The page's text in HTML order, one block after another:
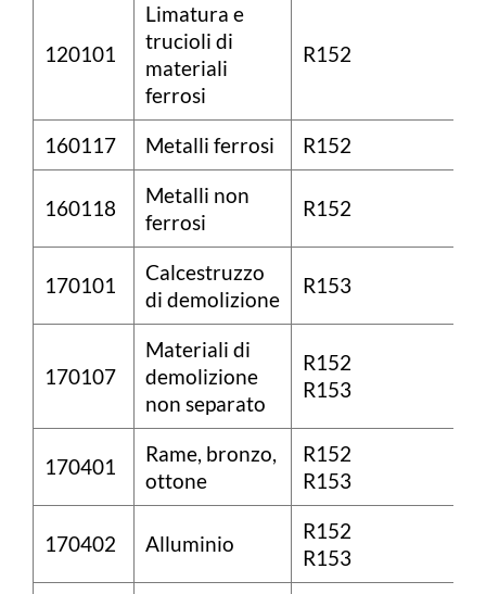
120101
Limatura e
trucioli di
materiali
ferrosi
R152
160117 Metalli ferrosi R152
160118
Metalli non
ferrosi
R152
170101
Calcestruzzo
di demolizione
R153
170107
Materiali di
demolizione
non separato
R152
R153
170401
Rame, bronzo,
ottone
R152
R153
170402 Alluminio
R152
R153